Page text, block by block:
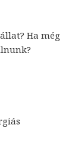
Ha még